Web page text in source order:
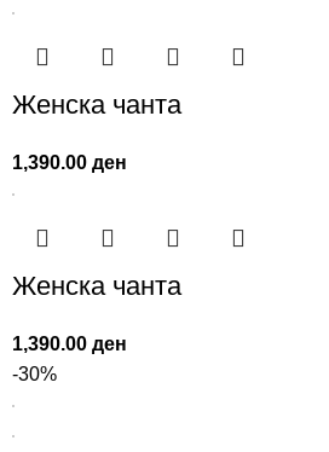
Женскa чанта
1,390.00ден
Женска чанта
1,390.00ден
-30%